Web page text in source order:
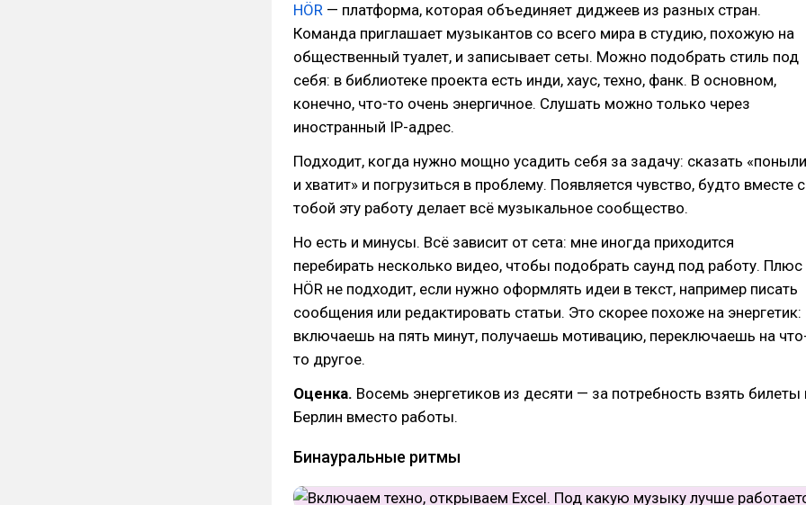
HÖR — платформа, которая объединяет диджеев из разных стран.
Команда приглашает музыкантов со всего мира в студию, похожую на
общественный туалет, и записывает сеты. Можно подобрать стиль под
себя: в библиотеке проекта есть инди, хаус, техно, фанк. В основном,
конечно, что-то очень энергичное. Слушать можно только через
иностранный IP-адрес.
Подходит, когда нужно мощно усадить себя за задачу: сказать
и хватит» и погрузиться в проблему. Появляется чувство, будто вместе с
тобой эту работу делает всё музыкальное сообщество.
Но есть и минусы. Всё зависит от сета: мне иногда приходится
перебирать несколько видео, чтобы подобрать саунд под работу. Плюс
HÖR не подходит, если нужно оформлять идеи в текст, например писать
сообщения или редактировать статьи. Это скорее похоже на энергетик:
включаешь на пять минут, получаешь мотивацию, переключаешь на
то другое.
Оценка. Восемь энергетиков из десяти — за потребность взять билеты
Берлин вместо работы.
Бинауральные ритмы